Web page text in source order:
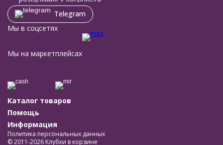
Telegram
Мы в соцсетях
Мы на маркетплейсах
Каталог товаров
Помощь
Информация
Политика персональных данных
© 2011-2026 Клубки в корзине